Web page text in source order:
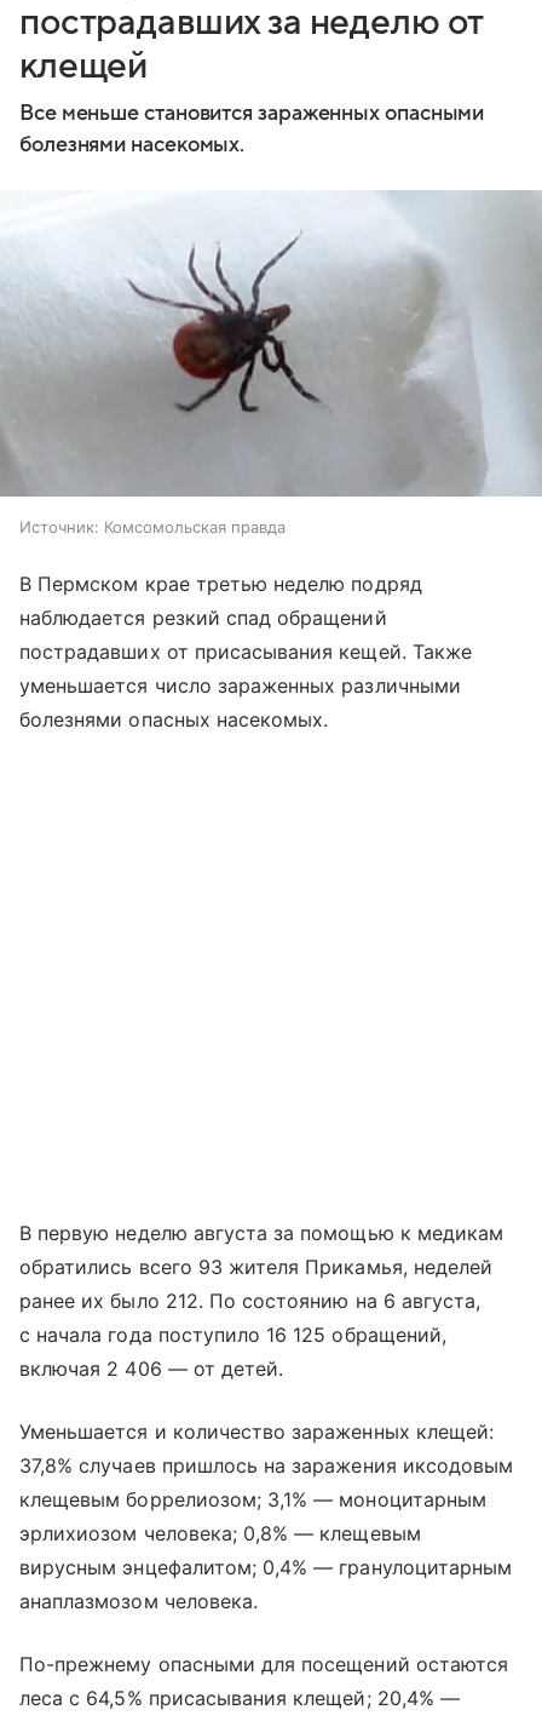
пострадавших за неделю от
клещей
Все меньше становится зараженных опасными
болезнями насекомых.
Источник: Комсомольская правда
В Пермском крае третью неделю подряд
наблюдается резкий спад обращений
пострадавших от присасывания кещей. Также
уменьшается число зараженных различными
болезнями опасных насекомых.
В первую неделю августа за помощью к медикам
обратились всего 93 жителя Прикамья, неделей
ранее их было 212. По состоянию на 6 августа,
с начала года поступило 16 125 обращений,
включая 2 406 — от детей.
Уменьшается и количество зараженных клещей:
37,8% случаев пришлось на заражения иксодовым
клещевым боррелиозом; 3,1% — моноцитарным
эрлихиозом человека; 0,8% — клещевым
вирусным энцефалитом; 0,4% — гранулоцитарным
анаплазмозом человека.
По-прежнему опасными для посещений остаются
леса с 64,5% присасывания клещей; 20,4% —